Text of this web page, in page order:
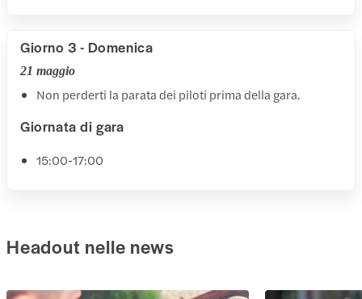
Giorno 3 - Domenica
21 maggio
Non perderti la parata dei piloti prima della gara.
Giornata di gara
15:00-17:00
Headout nelle news